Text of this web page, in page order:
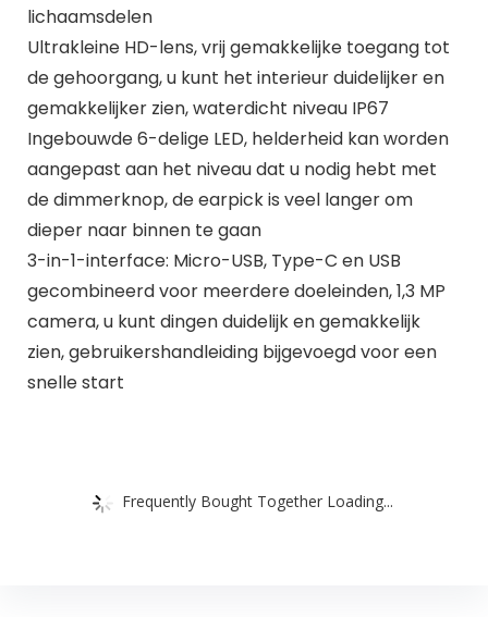
lichaamsdelen
Ultrakleine HD-lens, vrij gemakkelijke toegang tot
de gehoorgang, u kunt het interieur duidelijker en
gemakkelijker zien, waterdicht niveau IP67
Ingebouwde 6-delige LED, helderheid kan worden
aangepast aan het niveau dat u nodig hebt met
de dimmerknop, de earpick is veel langer om
dieper naar binnen te gaan
3-in-1-interface: Micro-USB, Type-C en USB
gecombineerd voor meerdere doeleinden, 1,3 MP
camera, u kunt dingen duidelijk en gemakkelijk
zien, gebruikershandleiding bijgevoegd voor een
snelle start
Frequently Bought Together Loading...